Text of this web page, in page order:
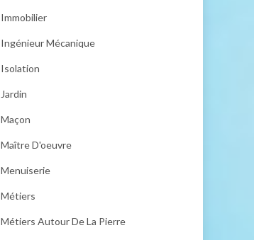
Immobilier
Ingénieur Mécanique
Isolation
Jardin
Maçon
Maître D'oeuvre
Menuiserie
Métiers
Métiers Autour De La Pierre